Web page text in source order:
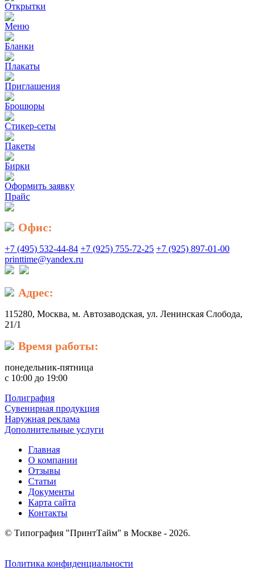
Открытки
Меню
Бланки
Плакаты
Приглашения
Брошюры
Стикер-сеты
Пакеты
Бирки
Оформить заявку
Прайс
Офис:
+7 (495) 532-44-84 +7 (925) 755-72-25 +7 (925) 897-01-00
printtime@yandex.ru
Адрес:
115280, Москва, м. Автозаводская, ул. Ленинская Слобода,
21/1
Время работы:
понедельник-пятница
с 10:00 до 19:00
Полиграфия
Сувенирная продукция
Наружная реклама
Дополнительные услуги
Главная
О компании
Отзывы
Статьи
Документы
Карта сайта
Контакты
© Типография "ПринтТайм" в Москве - 2026.
Политика конфиденциальности